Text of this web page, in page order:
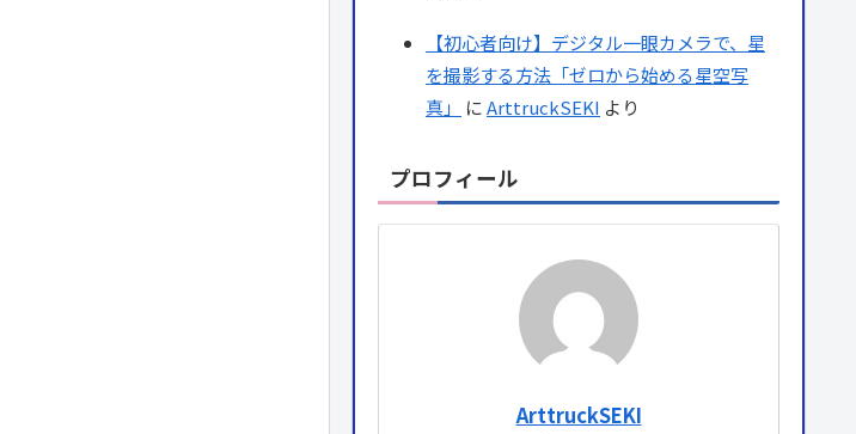
【初心者向け】デジタル一眼カメラで、星
を撮影する方法「ゼロから始める星空写
真」
にArttruckSEKI より
プロフィール
ArttruckSEKI